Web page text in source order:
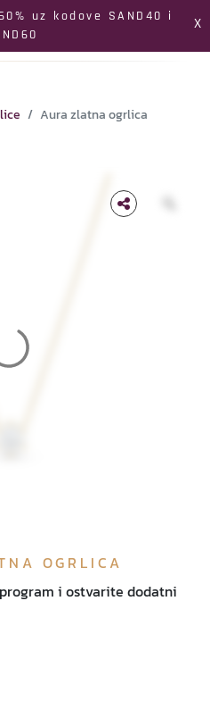
uz kodove SAND40 i
X
Pretraga
Aura zlatna ogrlica
OGRLICA
i ostvarite dodatni